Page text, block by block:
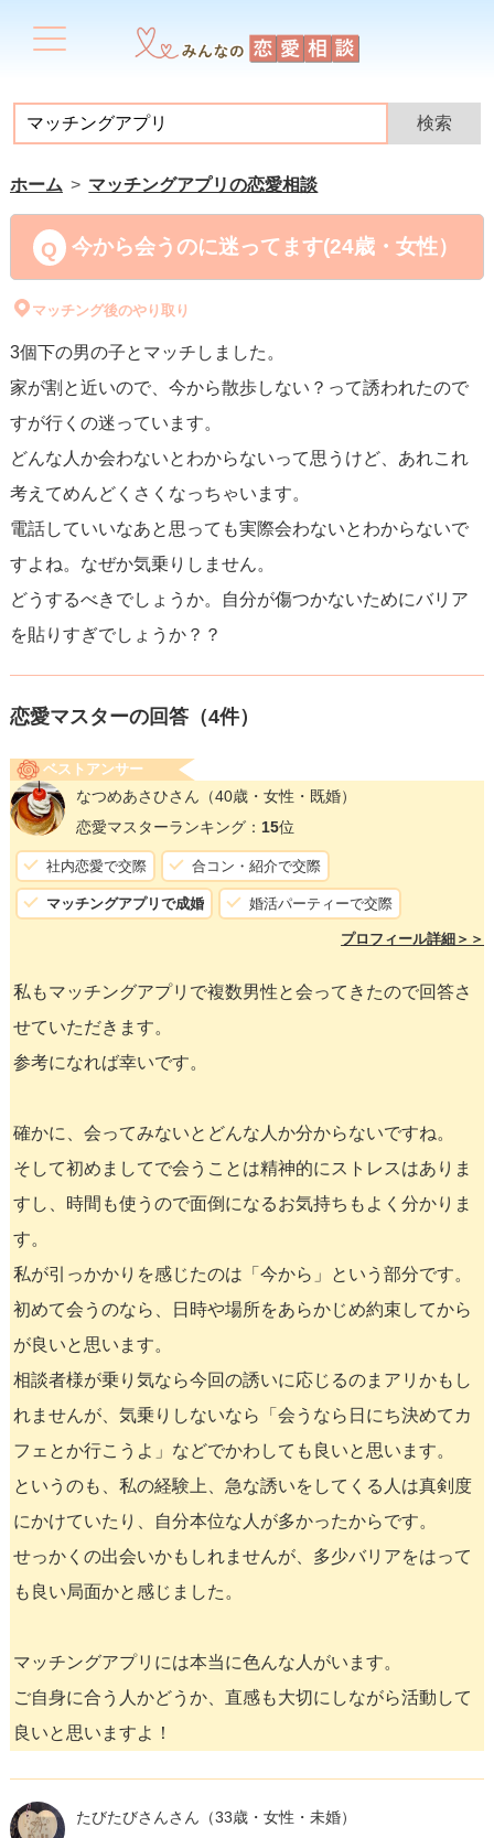
ホーム マッチングアプリの恋愛相談
今から会うのに迷ってます(24歳・女性）
マッチング後のやり取り
3個下の男の子とマッチしました。
家が割と近いので、今から散歩しない？って誘われたので
すが行くの迷っています。
どんな人か会わないとわからないって思うけど、あれこれ
考えてめんどくさくなっちゃいます。
電話していいなあと思っても実際会わないとわからないで
すよね。なぜか気乗りしません。
どうするべきでしょうか。自分が傷つかないためにバリア
を貼りすぎでしょうか？？
恋愛マスターの回答（4件）
ベストアンサー
なつめあさひさん （40歳・女性・既婚）
恋愛マスターランキング： 15位
社内恋愛で交際 合コン・紹介で交際
マッチングアプリで成婚 婚活パーティーで交際
プロフィール詳細＞＞
私もマッチングアプリで複数男性と会ってきたので回答さ
せていただきます。
参考になれば幸いです。
確かに、会ってみないとどんな人か分からないですね。
そして初めましてで会うことは精神的にストレスはありま
すし、時間も使うので面倒になるお気持ちもよく分かりま
す。
私が引っかかりを感じたのは「今から」という部分です。
初めて会うのなら、日時や場所をあらかじめ約束してから
が良いと思います。
相談者様が乗り気なら今回の誘いに応じるのまアリかもし
れませんが、気乗りしないなら「会うなら日にち決めてカ
フェとか行こうよ」などでかわしても良いと思います。
というのも、私の経験上、急な誘いをしてくる人は真剣度
にかけていたり、自分本位な人が多かったからです。
せっかくの出会いかもしれませんが、多少バリアをはって
も良い局面かと感じました。
マッチングアプリには本当に色んな人がいます。
ご自身に合う人かどうか、直感も大切にしながら活動して
良いと思いますよ！
たびたびさんさん （33歳・女性・未婚）